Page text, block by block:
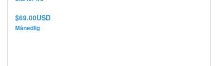
$69.00USD
Månedlig